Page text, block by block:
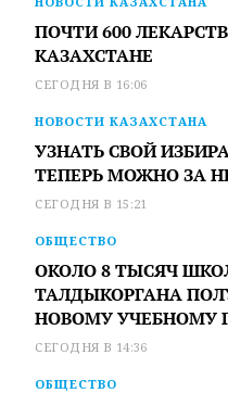
ПОЧТИ 600
КАЗАХСТАНЕ
СЕГОДНЯ В 16:06
НОВОСТИ КАЗАХСТАНА
УЗНАТЬ СВОЙ
ТЕПЕРЬ МОЖНО ЗА
СЕГОДНЯ В 15:21
ОБЩЕСТВО
ОКОЛО 8 ТЫСЯЧ
ТАЛДЫКОРГАНА
НОВОМУ УЧЕБНОМУ
СЕГОДНЯ В 14:36
ОБЩЕСТВО